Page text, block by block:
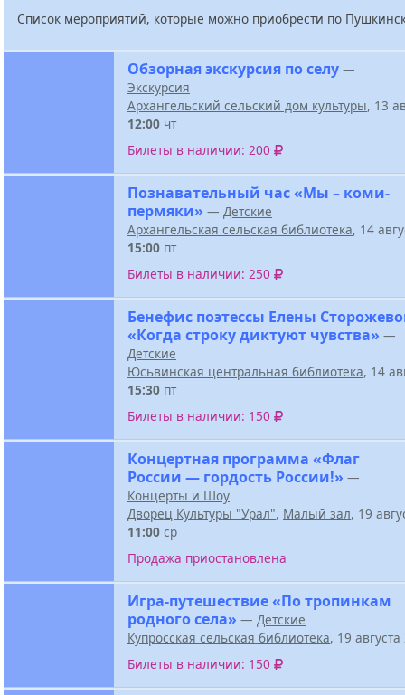
Список мероприятий, которые можно приобрести по
Обзорная экскурсия по селу —
Экскурсия
Архангельский сельский дом культуры, 13
12:00 чт
Билеты в наличии: 200
Познавательный час «Мы – коми-
пермяки» — Детские
Архангельская сельская библиотека, 14
15:00 пт
Билеты в наличии: 250
Бенефис поэтессы Елены
«Когда строку диктуют чувства» —
Детские
Юсьвинская центральная библиотека, 14
15:30 пт
Билеты в наличии: 150
Концертная программа «Флаг
России — гордость России!» —
Концерты и Шоу
Дворец Культуры "Урал", Малый зал, 19
11:00 ср
Продажа приостановлена
Игра-путешествие «По тропинкам
родного села» — Детские
Купросская сельская библиотека, 19
Билеты в наличии: 150